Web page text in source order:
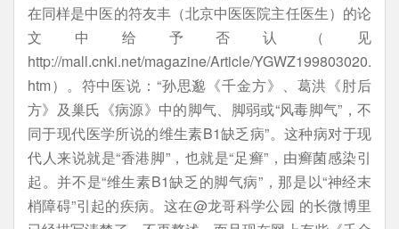
在同样是中医的符友丰（北京中医医院主任医生）的论
文中给予否认（见
http://mall.cnki.net/magazine/Article/YGWZ199803020.
htm）。符中医说：“孙思邈《千金方》、葛洪《肘后
方》及巢氏《病源》中的脚气、脚弱或“风毒脚气”，不
同于现代医学所说的维生素B1缺乏病”。这种病对于现
代人来说就是“香港脚”，也就是“足癣”，由癣菌感染引
起。并不是“维生素B1缺乏的脚气病”，那是以“神经末
梢障碍”引起的疾病。这在@龙哥科学公园 的长微博里